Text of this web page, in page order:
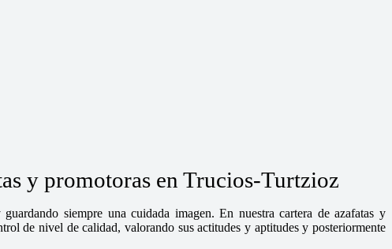
y promotoras en Trucios-Turtzioz
siempre una cuidada imagen. En nuestra cartera de azafatas y
de nivel de calidad, valorando sus actitudes y aptitudes y posteriormente